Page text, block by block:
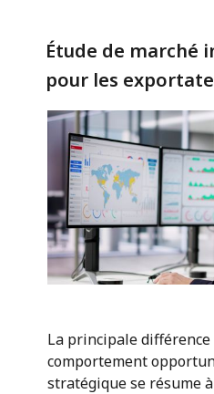
Étude de marché
pour les
La principale
comportement
stratégique se résume